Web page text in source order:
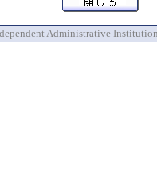
Administrative